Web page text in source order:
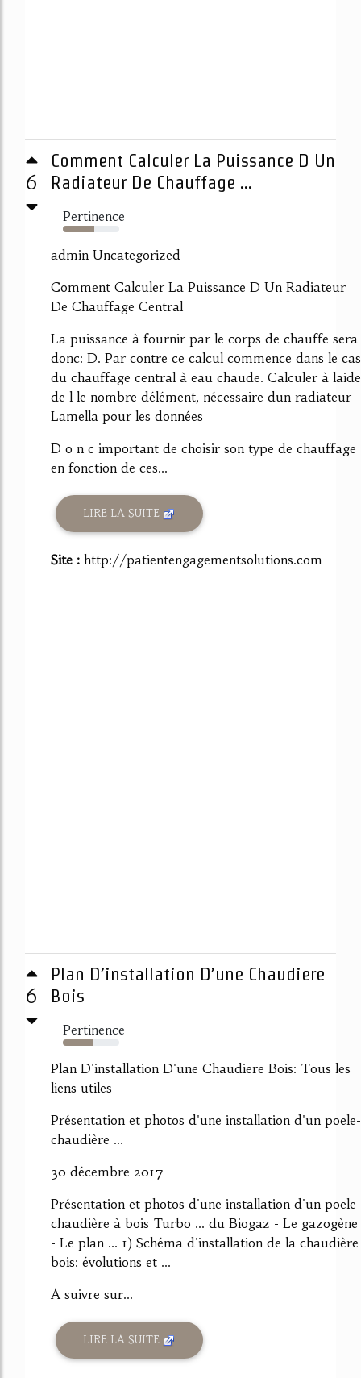
6
Comment Calculer La Puissance D Un
Radiateur De Chauffage ...
Pertinence
55%
admin Uncategorized
Comment Calculer La Puissance D Un Radiateur
De Chauffage Central
La puissance à fournir par le corps de chauffe sera
donc: D. Par contre ce calcul commence dans le cas
du chauffage central à eau chaude. Calculer à laide
de l le nombre délément, nécessaire dun radiateur
Lamella pour les données
D o n c important de choisir son type de chauffage
en fonction de ces...
LIRE LA SUITE
Site : http://patientengagementsolutions.com
6
Plan D’installation D’une Chaudiere
Bois
Pertinence
54%
Plan D'installation D'une Chaudiere Bois: Tous les
liens utiles
Présentation et photos d'une installation d'un poele-
chaudière ...
30 décembre 2017
Présentation et photos d'une installation d'un poele-
chaudière à bois Turbo ... du Biogaz - Le gazogène
- Le plan ... 1) Schéma d'installation de la chaudière
bois: évolutions et ...
A suivre sur...
LIRE LA SUITE